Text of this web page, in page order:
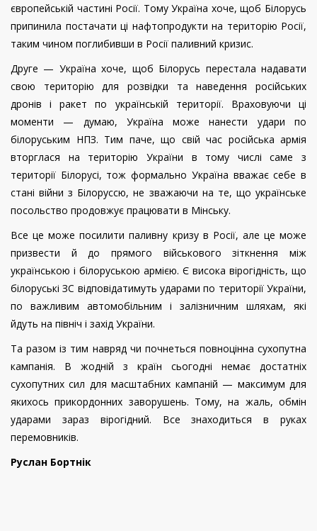
європейській частині Росії. Тому Україна хоче, щоб Білорусь
припинила постачати ці нафтопродукти на територію Росії,
таким чином поглибивши в Росії паливний кризис.
Друге — Україна хоче, щоб Білорусь перестала надавати
свою територію для розвідки та наведення російських
дронів і ракет по українській території. Враховуючи ці
моменти — думаю, Україна може нанести удари по
білоруським НПЗ. Тим паче, що свій час російська армія
вторглася на територію України в тому числі саме з
території Білорусі, тож формально Україна вважає себе в
стані війни з Білоруссю, не зважаючи на те, що українське
посольство продовжує працювати в Мінську.
Все це може посилити паливну кризу в Росії, але це може
призвести й до прямого військового зіткнення між
українською і білоруською армією. Є висока вірогідність, що
білоруські ЗС відповідатимуть ударами по території України,
по важливим автомобільним і залізничним шляхам, які
йдуть на північ і захід України.
Та разом із тим навряд чи почнеться повноцінна сухопутна
кампанія. В жодній з країн сьогодні немає достатніх
сухопутних сил для масштабних кампаній — максимум для
якихось прикордонних заворушень. Тому, на жаль, обмін
ударами зараз вірогідний. Все знаходиться в руках
перемовників.
Руслан Бортнік